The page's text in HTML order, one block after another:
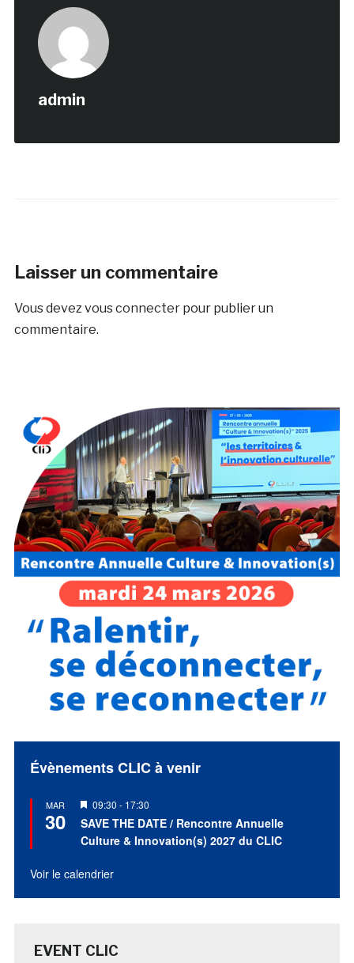
admin
Laisser un commentaire
Vous devezvous connecterpour publier un
commentaire.
Évènements CLIC à venir
MAR
30
Mis
en
avant
09:30 - 17:30
SAVE THE DATE / Rencontre Annuelle
Culture & Innovation(s) 2027 du CLIC
Voir le calendrier
EVENT CLIC